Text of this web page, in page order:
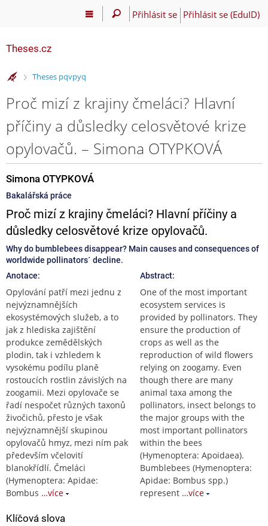
Přihlásit se Přihlásit se (EduID)
Theses.cz
>
Theses pqvpyq
Proč mizí z krajiny čmeláci? Hlavní
příčiny a důsledky celosvětové krize
opylovačů. – Simona OTYPKOVÁ
Simona OTYPKOVÁ
Bakalářská práce
Proč mizí z krajiny čmeláci? Hlavní příčiny a
důsledky celosvětové krize opylovačů.
Why do bumblebees disappear? Main causes and consequences of
worldwide pollinators´ decline.
Anotace:
Opylování patří mezi jednu z
nejvýznamnějších
ekosystémových služeb, a to
jak z hlediska zajištění
produkce zemědělských
plodin, tak i vzhledem k
vysokému podílu planě
rostoucích rostlin závislých na
zoogamii. Mezi opylovače se
řadí nespočet různých taxonů
živočichů, přesto je však
nejvýznamnější skupinou
opylovačů hmyz, mezi ním pak
především včelovití
blanokřídlí. Čmeláci
(Hymenoptera: Apidae:
Bombus …více
Abstract:
One of the most important
ecosystem services is
provided by pollinators. They
ensure the production of
crops as well as the
reproduction of wild flowers
relying on zoogamy. Even
though there are many
animal taxa among the
pollinators, insect belongs to
the major groups with the
most important pollinators
within the bees
(Hymenoptera: Apoidaea).
Bumblebees (Hymenoptera:
Apidae: Bombus spp.)
represent …více
Klíčová slova